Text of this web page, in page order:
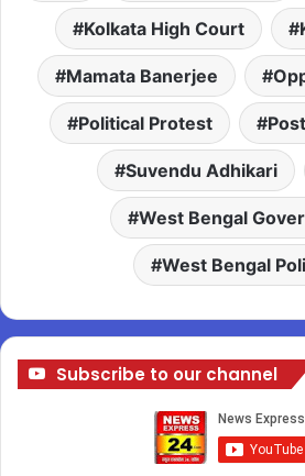
Kolkata High Court
Mamata Banerjee
Political Protest
Suvendu Adhikari
West Bengal
West Bengal
Subscribe to our channel